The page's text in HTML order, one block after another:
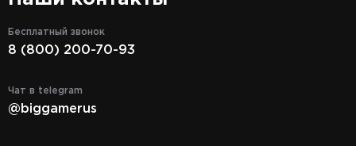
Бесплатный звонок
8 (800) 200-70-93
Чат в telegram
@biggamerus